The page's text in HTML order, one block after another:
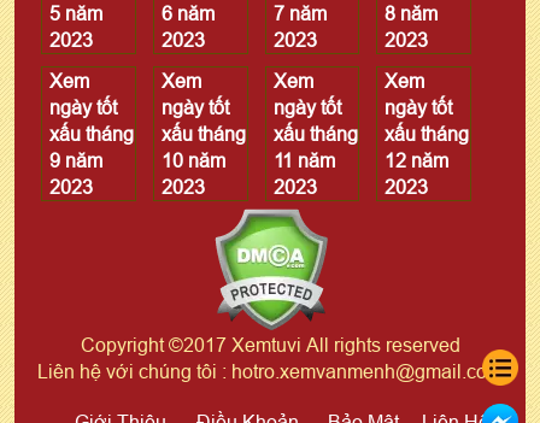
5 năm
2023
6 năm
2023
7 năm
2023
8 năm
2023
Xem
ngày tốt
xấu tháng
9 năm
2023
Xem
ngày tốt
xấu tháng
10 năm
2023
Xem
ngày tốt
xấu tháng
11 năm
2023
Xem
ngày tốt
xấu tháng
12 năm
2023
Copyright ©2017 Xemtuvi All rights reserved
Liên hệ với chúng tôi : hotro.xemvanmenh@gmail.com